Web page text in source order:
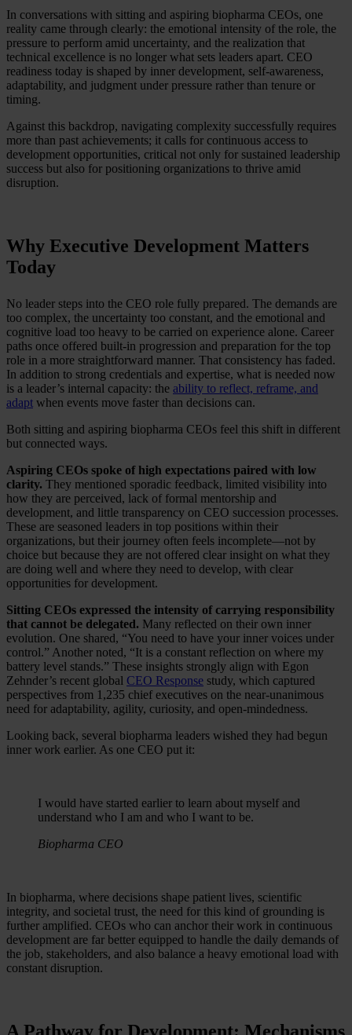
In conversations with sitting and aspiring biopharma CEOs, one
reality came through clearly: the emotional intensity of the role, the
pressure to perform amid uncertainty, and the realization that
technical excellence is no longer what sets leaders apart. CEO
readiness today is shaped by inner development, self-awareness,
adaptability, and judgment under pressure rather than tenure or
timing.
Against this backdrop, navigating complexity successfully requires
more than past achievements; it calls for continuous access to
development opportunities, critical not only for sustained leadership
success but also for positioning organizations to thrive amid
disruption.
Why Executive Development Matters
Today
No leader steps into the CEO role fully prepared. The demands are
too complex, the uncertainty too constant, and the emotional and
cognitive load too heavy to be carried on experience alone. Career
paths once offered built-in progression and preparation for the top
role in a more straightforward manner. That consistency has faded.
In addition to strong credentials and expertise, what is needed now
is a leader’s internal capacity: the ability to reflect, reframe, and
adapt when events move faster than decisions can.
Both sitting and aspiring biopharma CEOs feel this shift in different
but connected ways.
Aspiring CEOs spoke of high expectations paired with low
clarity. They mentioned sporadic feedback, limited visibility into
how they are perceived, lack of formal mentorship and
development, and little transparency on CEO succession processes.
These are seasoned leaders in top positions within their
organizations, but their journey often feels incomplete—not by
choice but because they are not offered clear insight on what they
are doing well and where they need to develop, with clear
opportunities for development.
Sitting CEOs expressed the intensity of carrying responsibility
that cannot be delegated. Many reflected on their own inner
evolution. One shared, “You need to have your inner voices under
control.” Another noted, “It is a constant reflection on where my
battery level stands.” These insights strongly align with Egon
Zehnder’s recent global CEO Response study, which captured
perspectives from 1,235 chief executives on the near-unanimous
need for adaptability, agility, curiosity, and open-mindedness.
Looking back, several biopharma leaders wished they had begun
inner work earlier. As one CEO put it:
I would have started earlier to learn about myself and
understand who I am and who I want to be.
Biopharma CEO
In biopharma, where decisions shape patient lives, scientific
integrity, and societal trust, the need for this kind of grounding is
further amplified. CEOs who can anchor their work in continuous
development are far better equipped to handle the daily demands of
the job, stakeholders, and also balance a heavy emotional load with
constant disruption.
A Pathway for Development: Mechanisms